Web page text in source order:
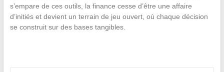
s’empare de ces outils, la finance cesse d’être une affaire
d’initiés et devient un terrain de jeu ouvert, où chaque décision
se construit sur des bases tangibles.